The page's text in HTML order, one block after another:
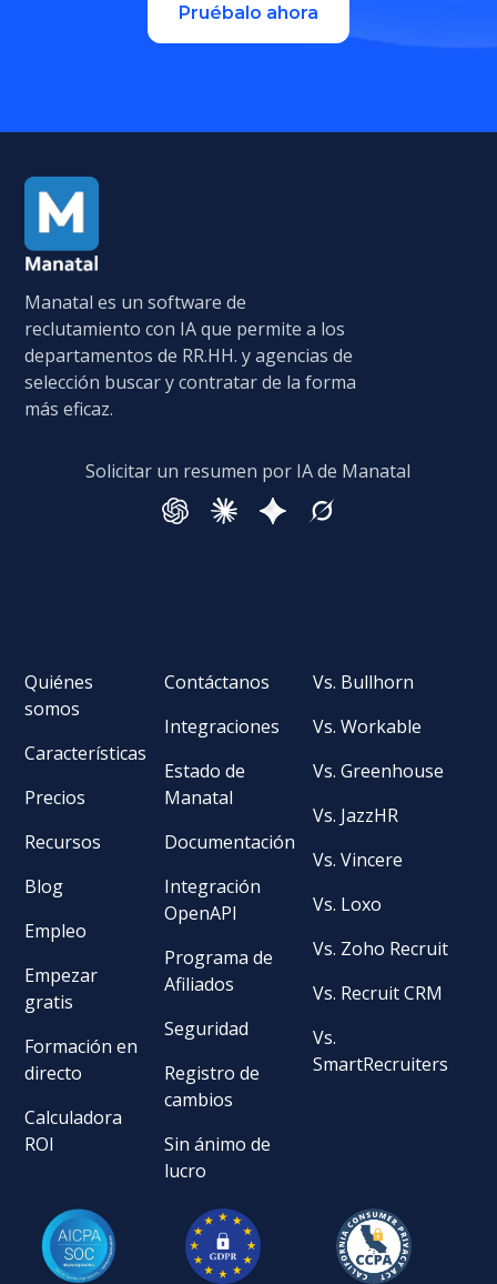
Pruébalo ahora
Manatal es un software de
reclutamiento con IA que permite a los
departamentos de RR.HH. y agencias de
selección buscar y contratar de la forma
más eficaz.
Solicitar un resumen por IA de Manatal
Quiénes
somos
Características
Precios
Recursos
Blog
Empleo
Empezar
gratis
Formación en
directo
Calculadora
ROI
Contáctanos
Integraciones
Estado de
Manatal
Documentación
Integración
OpenAPI
Programa de
Afiliados
Seguridad
Registro de
cambios
Sin ánimo de
lucro
Vs. Bullhorn
Vs. Workable
Vs. Greenhouse
Vs. JazzHR
Vs. Vincere
Vs. Loxo
Vs. Zoho Recruit
Vs. Recruit CRM
Vs.
SmartRecruiters